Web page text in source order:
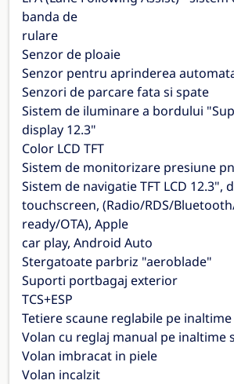
banda de
rulare
Senzor de ploaie
Senzor pentru aprinderea
Senzori de parcare fata si spate
Sistem de iluminare a bordului
display 12.3"
Color LCD TFT
Sistem de monitorizare presiune
Sistem de navigatie TFT LCD 12.3",
touchscreen, (Radio/RDS/
ready/OTA), Apple
car play, Android Auto
Stergatoate parbriz "aeroblade"
Suporti portbagaj exterior
TCS+ESP
Tetiere scaune reglabile pe inaltime
Volan cu reglaj manual pe inaltime
Volan imbracat in piele
Volan incalzit